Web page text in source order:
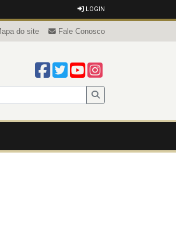
LOGIN
do site Fale Conosco